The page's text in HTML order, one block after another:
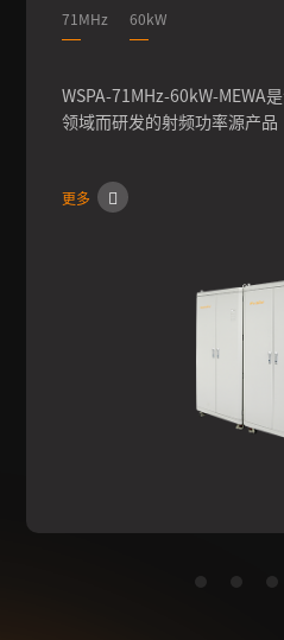
71MHz 60kW
WSPA-71MHz-60kW-MEWA
领域而研发的射频功率源产
节，同时具有经过内部硬件、
更多